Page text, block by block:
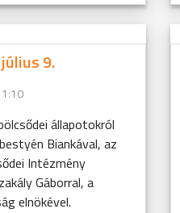
9.
állapotokról
Biankával, az
Intézmény
Gáborral, a
elnökével.